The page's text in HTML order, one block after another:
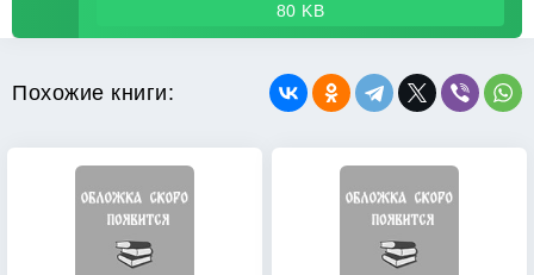
80 KB
Похожие книги: